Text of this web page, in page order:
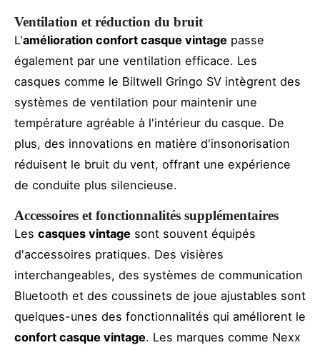
Ventilation et réduction du bruit
L'amélioration confort casque vintage passe
également par une ventilation efficace. Les
casques comme le Biltwell Gringo SV intègrent des
systèmes de ventilation pour maintenir une
température agréable à l'intérieur du casque. De
plus, des innovations en matière d'insonorisation
réduisent le bruit du vent, offrant une expérience
de conduite plus silencieuse.
Accessoires et fonctionnalités supplémentaires
Les casques vintage sont souvent équipés
d'accessoires pratiques. Des visières
interchangeables, des systèmes de communication
Bluetooth et des coussinets de joue ajustables sont
quelques-unes des fonctionnalités qui améliorent le
confort casque vintage. Les marques comme Nexx